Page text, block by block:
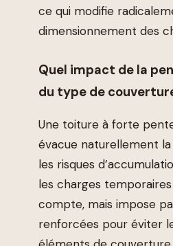
ce qui modifie
dimensionnement des
Quel impact de la
du type de
Une toiture à forte
évacue naturellement
les risques
les charges
compte, mais impose
renforcées pour éviter